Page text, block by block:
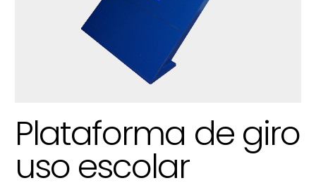
Plataforma de giro
uso escolar